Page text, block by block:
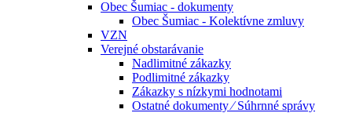
Obec Šumiac - dokumenty
Obec Šumiac - Kolektívne zmluvy
VZN
Verejné obstarávanie
Nadlimitné zákazky
Podlimitné zákazky
Zákazky s nízkymi hodnotami
Ostatné dokumenty ⁄ Súhrnné správy